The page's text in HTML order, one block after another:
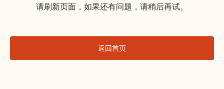
请刷新页面，如果还有问题，请稍后再试。
返回首页